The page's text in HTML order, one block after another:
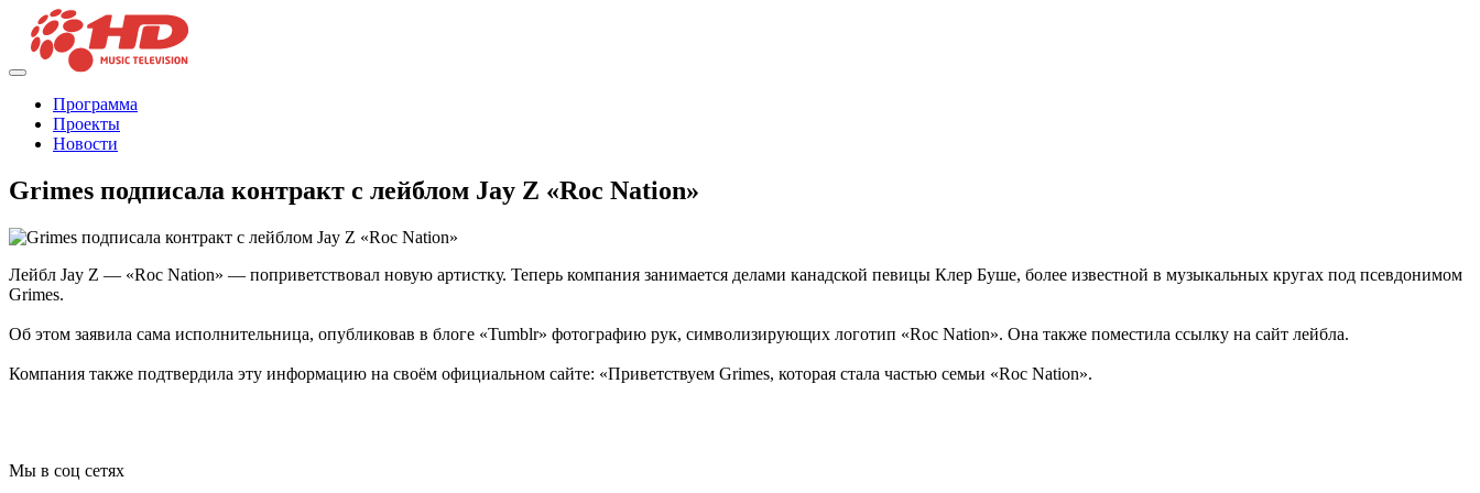
Программа
Проекты
Новости
Grimes подписала контракт с лейблом Jay Z «Roc Nation»
Лейбл Jay Z — «Roc Nation» — поприветствовал новую артистку. Теперь компания занимается делами канадской певицы Клер Буше, более известной в музыкальных кругах под псевдонимом
Grimes.
Об этом заявила сама исполнительница, опубликовав в блоге «Tumblr» фотографию рук, символизирующих логотип «Roc Nation». Она также поместила ссылку на сайт лейбла.
Компания также подтвердила эту информацию на своём официальном сайте: «Приветствуем Grimes, которая стала частью семьи «Roc Nation».
Мы в соц сетях